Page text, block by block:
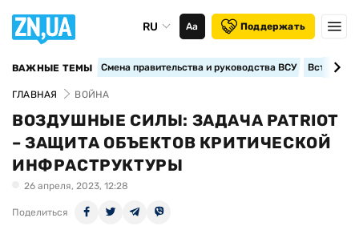
RU Аа Поддержать
ВАЖНЫЕ ТЕМЫ Смена правительства и руководства ВСУ
ГЛАВНАЯ ВОЙНА
ВОЗДУШНЫЕ СИЛЫ: ЗАДАЧА PATRIOT
– ЗАЩИТА ОБЪЕКТОВ КРИТИЧЕСКОЙ
ИНФРАСТРУКТУРЫ
26 апреля, 2023, 12:28
Поделиться